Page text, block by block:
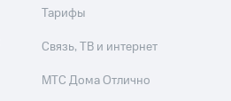
Тарифы
Связь, ТВ и интернет
МТС Дома Отлично